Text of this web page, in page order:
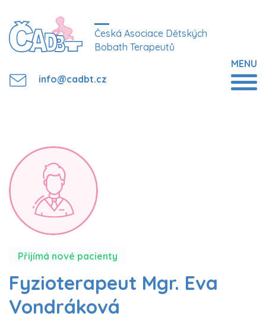
Česká Asociace Dětských
Bobath Terapeutů
info@cadbt.cz
MENU
Přijímá nové pacienty
Fyzioterapeut Mgr. Eva
Vondráková